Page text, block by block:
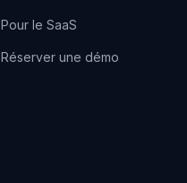
Pour le SaaS
Réserver une démo